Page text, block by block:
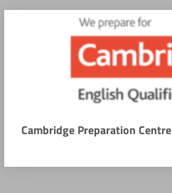
Cambridge Preparation Centre